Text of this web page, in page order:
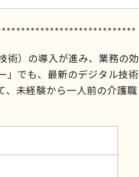
術）の導入が進み、業務の効
」でも、最新のデジタル技術
、未経験から一人前の介護職